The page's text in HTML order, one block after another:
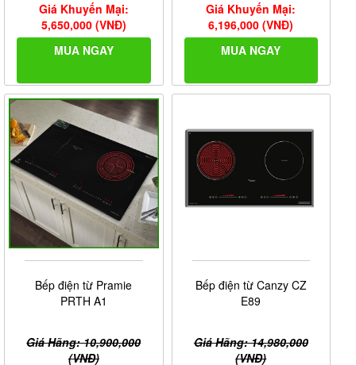
Giá Khuyến Mại:
5,650,000 (VNĐ)
MUA NGAY
Giá Khuyến Mại:
6,196,000 (VNĐ)
MUA NGAY
Bếp điện từ Pramie
PRTH A1
Giá Hãng: 10,900,000
(VNĐ)
Bếp điện từ Canzy CZ
E89
Giá Hãng: 14,980,000
(VNĐ)